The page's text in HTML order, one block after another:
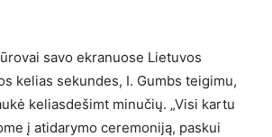
savo ekranuose Lietuvos
kelias sekundes, I. Gumbs teigimu,
keliasdešimt minučių. „Visi kartu
į atidarymo ceremoniją, paskui